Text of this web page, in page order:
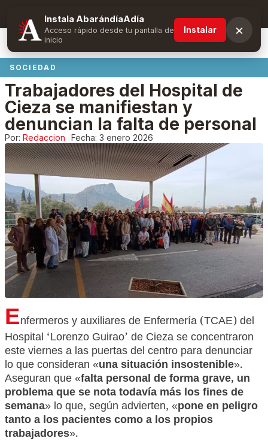
Suscríbete y obtén ventajas exclusivas
SOCIEDAD
Trabajadores del Hospital de
Cieza se manifiestan y
denuncian la falta de personal
Por: Redaccion Fecha: 3 enero 2026
Enfermeros y auxiliares de Enfermería (TCAE) del
Hospital ‘Lorenzo Guirao’ de Cieza se concentraron
este viernes a las puertas del centro para denunciar
lo que consideran «una situación insostenible».
Aseguran que «falta personal de forma grave, un
problema que se nota todavía más los fines de
semana» lo que, según advierten, «pone en peligro
tanto a los pacientes como a los propios
trabajadores».
Instala AbarándíaAdía
Acceso rápido desde tu pantalla de
inicio
Instalar ×